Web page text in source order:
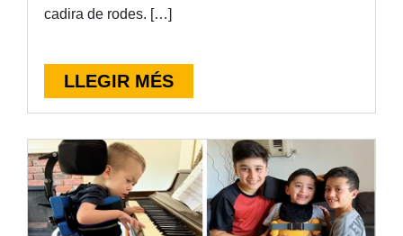
cadira de rodes. […]
LLEGIR MÉS